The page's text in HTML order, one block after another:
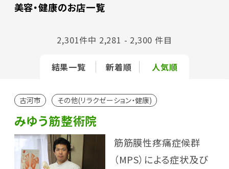
美容・健康のお店一覧
結果一覧 新着順 人気順
2,301件中 2,281 - 2,300 件目
古河市 その他(リラクゼーション・健康)
みゆう筋整術院
筋筋膜性疼痛症候群
（MPS）による症状及び